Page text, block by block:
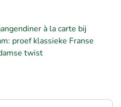
à la carte bij
proef klassieke Franse
twist